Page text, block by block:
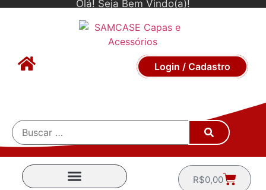
Olá! Seja Bem Vindo(a)!
Login / Cadastro
R$0,00